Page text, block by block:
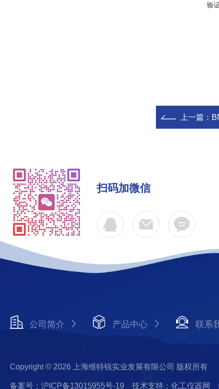
验
上一篇：
扫码加微信
公司简介 产品中心 联系
Copyright © 2026 上海维特锐实业发展有限公司 版权所有
备案号：沪ICP备13015955号-19 技术支持：化工仪器网